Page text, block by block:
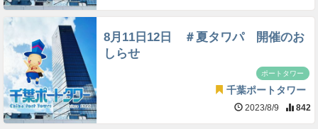
8月11日12日 ＃夏タワパ 開催のお
しらせ
ポートタワー
千葉ポートタワー
2023/8/9 842